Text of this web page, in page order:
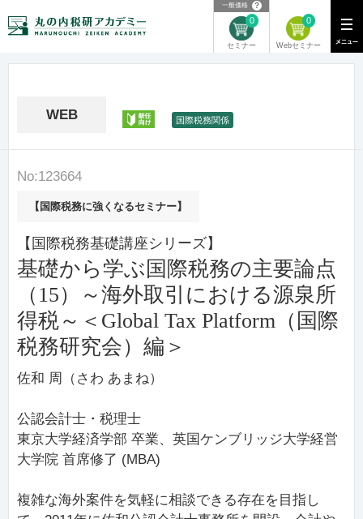
一般価格 ？
セミナー
0
Webセミナー
0
WEB 新任
国際税務関係
No:123664
【国際税務に強くなるセミナー】
【国際税務基礎講座シリーズ】
基礎から学ぶ国際税務の主要論点
（15）～海外取引における源泉所
得税～＜Global Tax Platform（国際
税務研究会）編＞
佐和 周（さわ あまね）
公認会計士・税理士
東京大学経済学部 卒業、英国ケンブリッジ大学経営
大学院 首席修了 (MBA)
複雑な海外案件を気軽に相談できる存在を目指し